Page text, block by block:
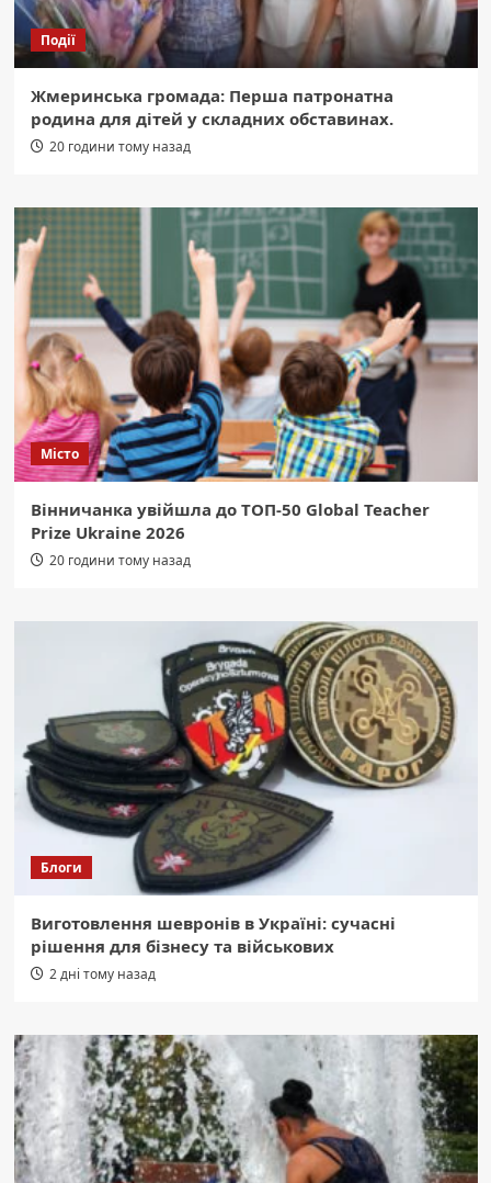
Події
Жмеринська громада: Перша патронатна
родина для дітей у складних обставинах.
20 години тому назад
Місто
Вінничанка увійшла до ТОП-50 Global Teacher
Prize Ukraine 2026
20 години тому назад
Блоги
Виготовлення шевронів в Україні: сучасні
рішення для бізнесу та військових
2 дні тому назад